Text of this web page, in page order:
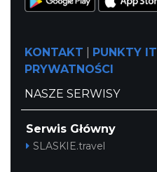
KONTAKT PUNKTY IT
PRYWATNOŚCI
NASZE SERWISY
Serwis Główny
SLASKIE.travel